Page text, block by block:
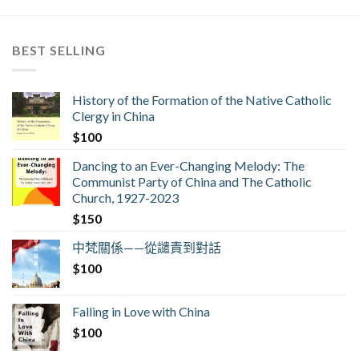
BEST SELLING
History of the Formation of the Native Catholic
Clergy in China
$100
Dancing to an Ever-Changing Melody: The
Communist Party of China and The Catholic
Church, 1927-2023
$150
中梵關係——從譴責到對話
$100
Falling in Love with China
$100